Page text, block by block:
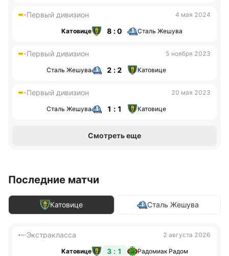
Первый дивизион 4 мая 2024
Катовице 8 : 0 Сталь Жешува
Первый дивизион 5 ноября 2023
Сталь Жешува 2 : 2 Катовице
Первый дивизион 20 мая 2023
Сталь Жешува 1 : 1 Катовице
Смотреть еще
Последние матчи
Катовице Сталь Жешува
Экстракласса 2 августа 2026
Катовице 3 : 1 Радомиак Радом